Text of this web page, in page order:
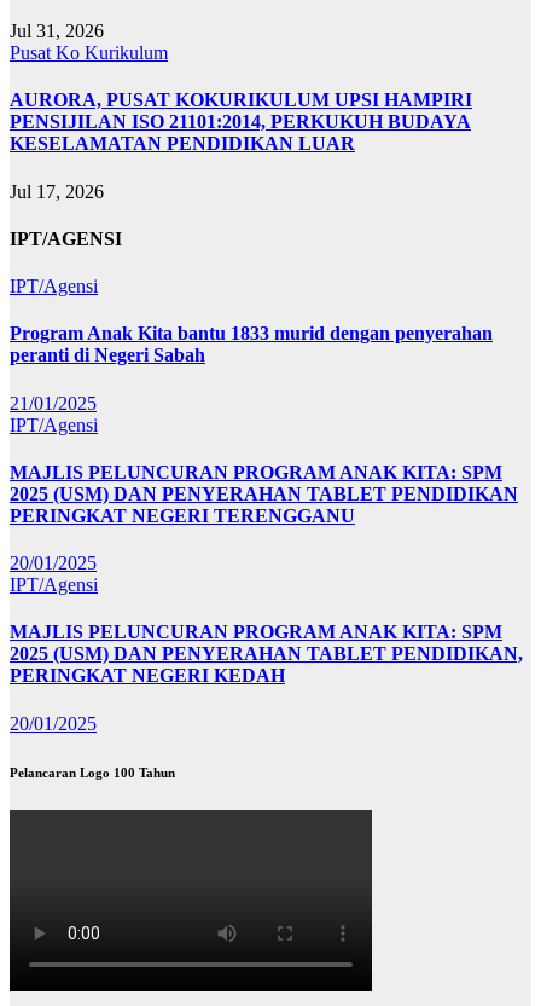
Jul 31, 2026
Pusat Ko Kurikulum
AURORA, PUSAT KOKURIKULUM UPSI HAMPIRI
PENSIJILAN ISO 21101:2014, PERKUKUH BUDAYA
KESELAMATAN PENDIDIKAN LUAR
Jul 17, 2026
IPT/AGENSI
IPT/Agensi
Program Anak Kita bantu 1833 murid dengan penyerahan
peranti di Negeri Sabah
21/01/2025
IPT/Agensi
MAJLIS PELUNCURAN PROGRAM ANAK KITA: SPM
2025 (USM) DAN PENYERAHAN TABLET PENDIDIKAN
PERINGKAT NEGERI TERENGGANU
20/01/2025
IPT/Agensi
MAJLIS PELUNCURAN PROGRAM ANAK KITA: SPM
2025 (USM) DAN PENYERAHAN TABLET PENDIDIKAN,
PERINGKAT NEGERI KEDAH
20/01/2025
Pelancaran Logo 100 Tahun